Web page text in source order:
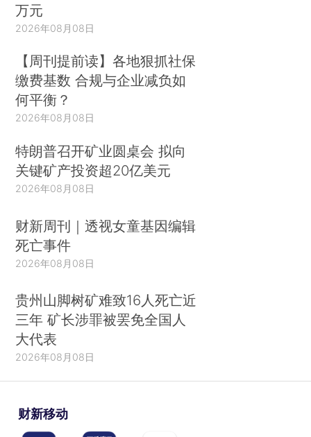
万元
2026年08月08日
【周刊提前读】各地狠抓社保
缴费基数 合规与企业减负如
何平衡？
2026年08月08日
特朗普召开矿业圆桌会 拟向
关键矿产投资超20亿美元
2026年08月08日
财新周刊｜透视女童基因编辑
死亡事件
2026年08月08日
贵州山脚树矿难致16人死亡近
三年 矿长涉罪被罢免全国人
大代表
2026年08月08日
财新移动